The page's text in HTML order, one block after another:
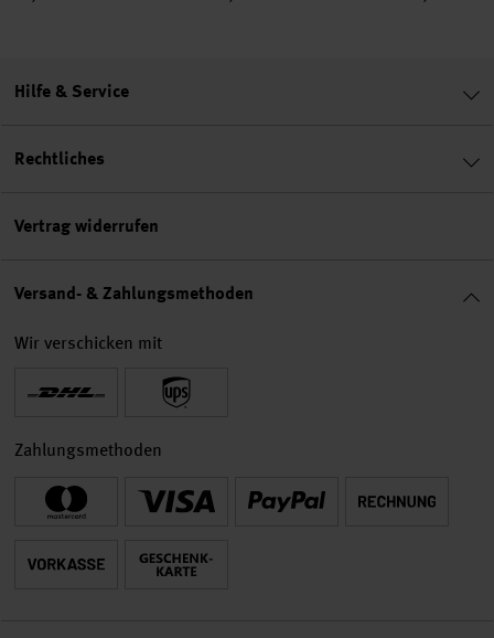
Hilfe & Service
Rechtliches
Vertrag widerrufen
Versand- & Zahlungsmethoden
Wir verschicken mit
Zahlungsmethoden